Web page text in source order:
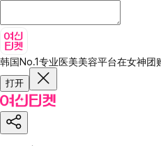
韩国No.1专业医美美容平台在女神团
打开